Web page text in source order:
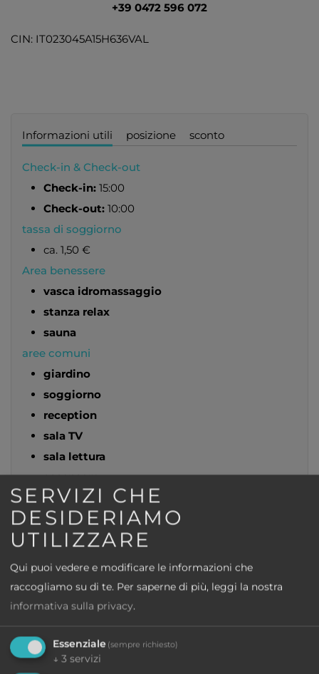
+39 0472 596 072
CIN: IT023045A15H636VAL
Informazioni utili posizione sconto
Check-in & Check-out
Check-in: 15:00
Check-out: 10:00
tassa di soggiorno
ca. 1,50 €
Area benessere
vasca idromassaggio
stanza relax
sauna
aree comuni
giardino
soggiorno
reception
sala TV
sala lettura
ascensore
Bambini
parco giochi per bambini
animazione per bambini
anni (luglio e agosto)
seggiolone
culla per bambini
Conessione
stazione ferroviaria più vicina
SERVIZI CHE
DESIDERIAMO
UTILIZZARE
Qui puoi vedere e modificare le informazioni che
raccogliamo su di te. Per saperne di più, leggi la nostra
informativa sulla privacy.
Essenziale (sempre richiesto)
↓ 3 servizi